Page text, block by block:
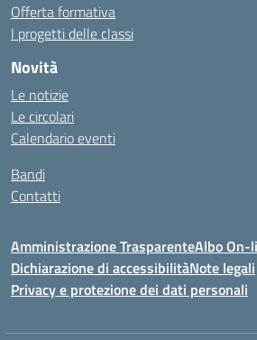
Offerta formativa
I progetti delle classi
Novità
Le notizie
Le circolari
Calendario eventi
Bandi
Contatti
Amministrazione TrasparenteAlbo On-
Dichiarazione di accessibilitàNote legali
Privacy e protezione dei dati personali